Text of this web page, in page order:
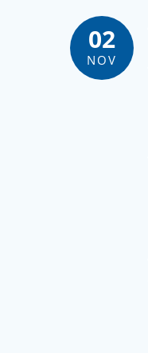
02
NOV